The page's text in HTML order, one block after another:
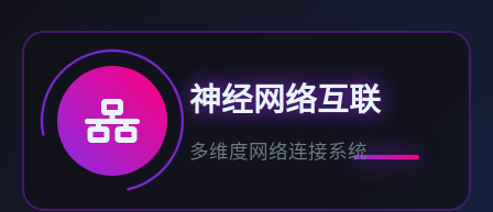
神经网络互联
多维度网络连接系统